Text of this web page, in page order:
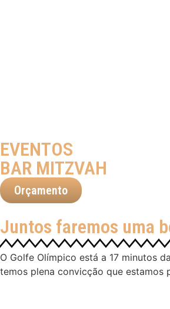
EVENTOS
BAR MITZVAH
Orçamento
Juntos faremos uma
O Golfe Olímpico está a 17 minutos
temos plena convicção que estamos